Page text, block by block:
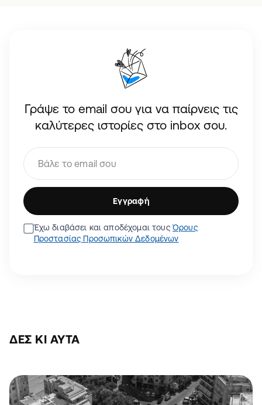
Γράψε το email σου για να παίρνεις τις
καλύτερες ιστορίες στο inbox σου.
Εγγραφή
Έχω διαβάσει και αποδέχομαι τουςΌρους
Προστασίας Προσωπικών Δεδομένων
ΔΕΣ ΚΙ ΑΥΤΆ